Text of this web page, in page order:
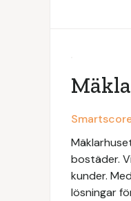
bostäder.
kunder.
lösningar